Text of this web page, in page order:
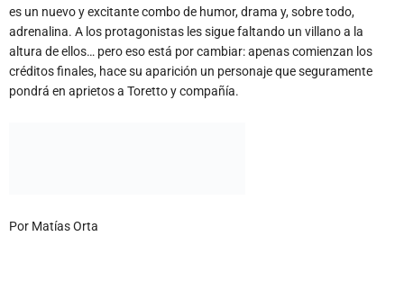
es un nuevo y excitante combo de humor, drama y, sobre todo,
adrenalina. A los protagonistas les sigue faltando un villano a la
altura de ellos… pero eso está por cambiar: apenas comienzan los
créditos finales, hace su aparición un personaje que seguramente
pondrá en aprietos a Toretto y compañía.